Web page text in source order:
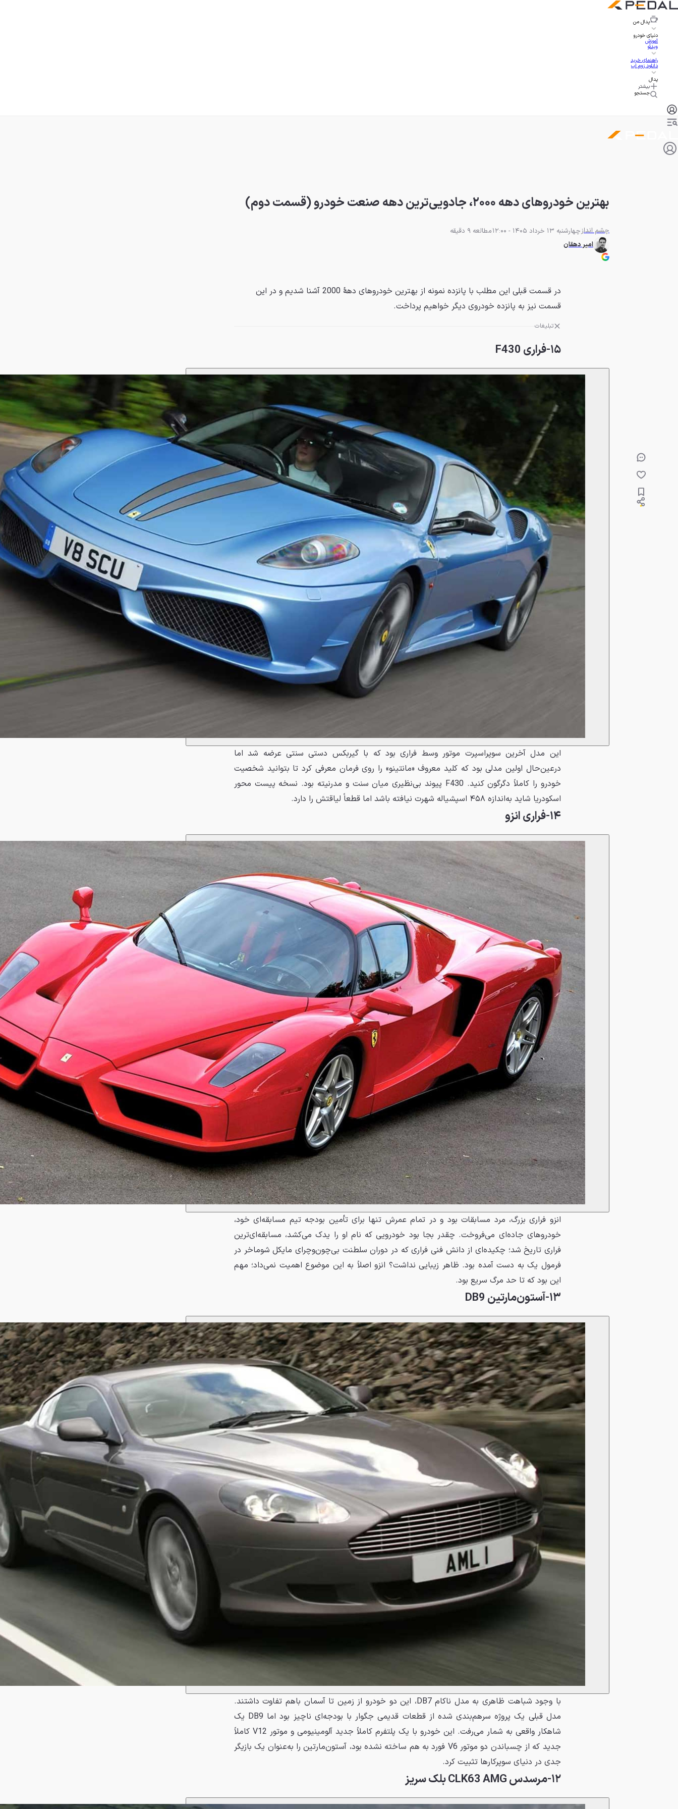
پدال من
دنیای خودرو
آموزش
ویدئو
راهنمای خرید
دانلود زوم اپ
پدال
بیشتر
جستجو
بهترین خودروهای دهه ۲۰۰۰، جادویی‌ترین دهه صنعت خودرو (قسمت دوم)
چشم اندازچهارشنبه 13 خرداد 1405 - 12:00
مطالعه 9 دقیقه
امیر دهقان
در قسمت قبلی این مطلب با پانزده نمونه از بهترین خودروهای دههٔ 2000 آشنا شدیم و در این
قسمت نیز به پانزده خودروی دیگر خواهیم پرداخت.
تبلیغات
۱۵-فراری F430
این مدل آخرین سوپراسپرت موتور وسط فراری بود که با گیربکس دستی سنتی عرضه شد اما
درعین‌حال اولین مدلی بود که کلید معروف «مانتینو» را روی فرمان معرفی کرد تا بتوانید شخصیت
خودرو را کاملاً دگرگون کنید. F430 پیوند بی‌نظیری میان سنت و مدرنیته بود. نسخه پیست محور
اسکودریا شاید به‌اندازه ۴۵۸ اسپشیاله شهرت نیافته باشد اما قطعاً لیاقتش را دارد.
۱۴-فراری انزو
انزو فراری بزرگ، مرد مسابقات بود و در تمام عمرش تنها برای تأمین بودجه تیم مسابقه‌ای خود،
خودروهای جاده‌ای می‌فروخت. چقدر بجا بود خودرویی که نام او را یدک می‌کشد، مسابقه‌ای‌ترین
فراری تاریخ شد؛ چکیده‌ای از دانش فنی فراری که در دوران سلطنت بی‌چون‌وچرای مایکل شوماخر در
فرمول یک به دست آمده بود. ظاهر زیبایی نداشت؟ انزو اصلاً به این موضوع اهمیت نمی‌داد؛ مهم
این بود که تا حد مرگ سریع بود.
۱۳-آستون‌مارتین DB9
با وجود شباهت ظاهری به مدل ناکام DB7، این دو خودرو از زمین تا آسمان باهم تفاوت داشتند.
مدل قبلی یک پروژه سرهم‌بندی شده از قطعات قدیمی جگوار با بودجه‌ای ناچیز بود اما DB9 یک
شاهکار واقعی به شمار می‌رفت. این خودرو با یک پلتفرم کاملاً جدید آلومینیومی و موتور V12 کاملاً
جدید که از چسباندن دو موتور V6 فورد به هم ساخته نشده بود، آستون‌مارتین را به‌عنوان یک بازیگر
جدی در دنیای سوپرکارها تثبیت کرد.
۱۲-مرسدس CLK63 AMG بلک سریز